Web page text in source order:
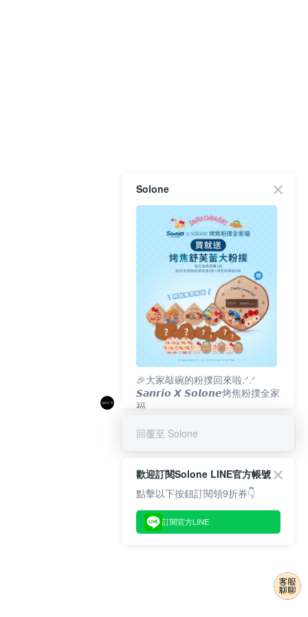
Solone
🎉大家敲碗的粉撲回來啦.ᐟ‪‪.ᐟ
𝙎𝙖𝙣𝙧𝙞𝙤 𝙓 𝙎𝙤𝙡𝙤𝙣𝙚烤焦粉撲全家
福
回覆至 Solone
歡迎訂閱Solone LINE官方帳號
點擊以下按鈕訂閱領9折券👇
訂閱官方LINE